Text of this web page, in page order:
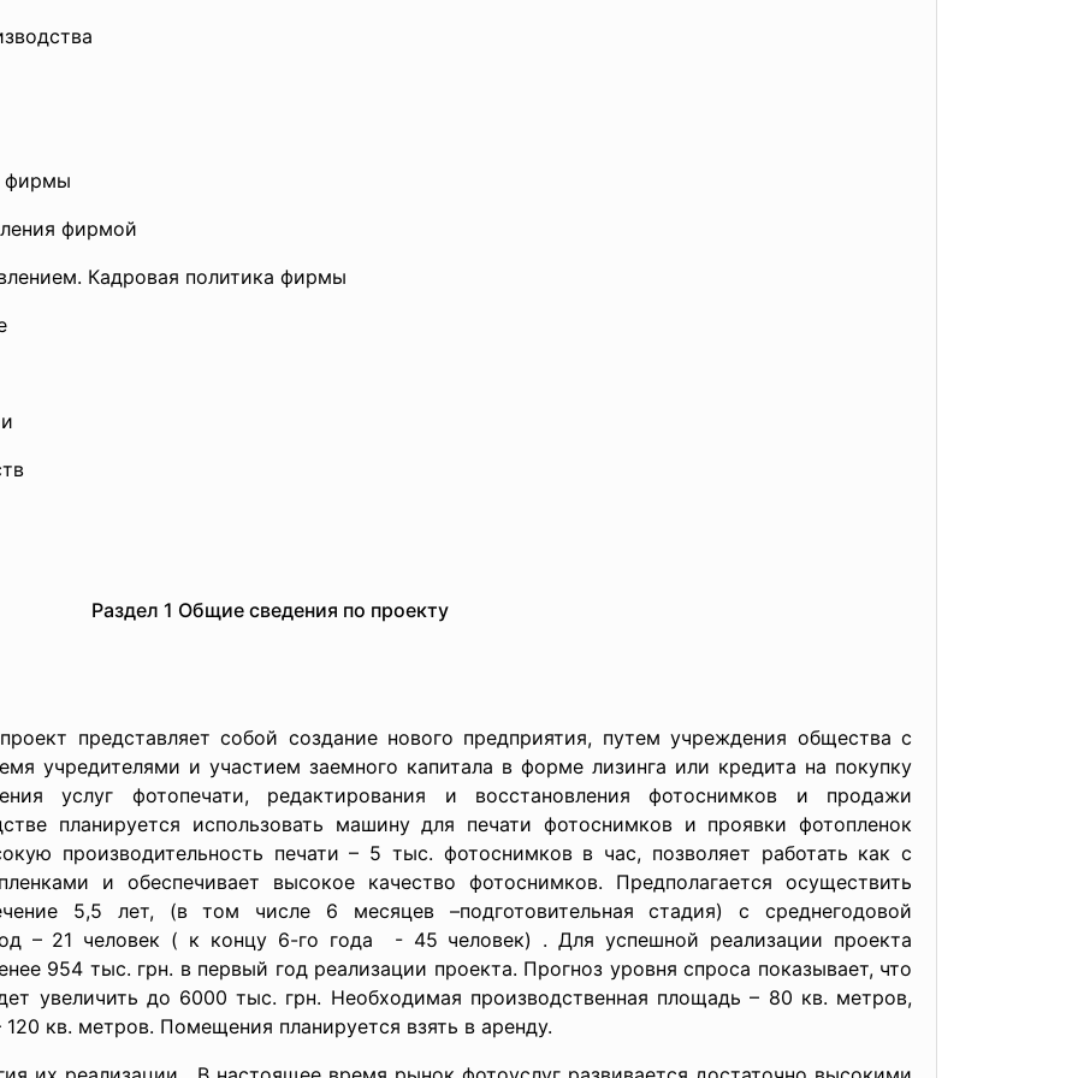
фирмы
фирмой
Кадровая политика фирмы
Раздел 1 Общие сведения по проекту
представляет собой создание нового предприятия, путем учреждения общества с
учредителями и участием заемного капитала в форме лизинга или кредита на покупку
услуг фотопечати, редактирования и восстановления фотоснимков и продажи
планируется использовать машину для печати фотоснимков и проявки фотопленок
производительность печати – 5 тыс. фотоснимков в час, позволяет работать как с
и обеспечивает высокое качество фотоснимков. Предполагается осуществить
5,5 лет, (в том числе 6 месяцев –подготовительная стадия) с среднегодовой
– 21 человек ( к концу 6-го года - 45 человек) . Для успешной реализации проекта
954 тыс. грн. в первый год реализации проекта. Прогноз уровня спроса показывает, что
увеличить до 6000 тыс. грн. Необходимая производственная площадь – 80 кв. метров,
кв. метров. Помещения планируется взять в аренду.